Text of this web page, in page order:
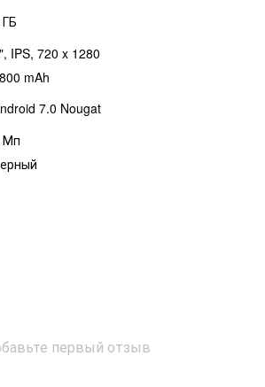
IPS, 720 x 1280
mAh
7.0 Nougat
Мп
первый отзыв